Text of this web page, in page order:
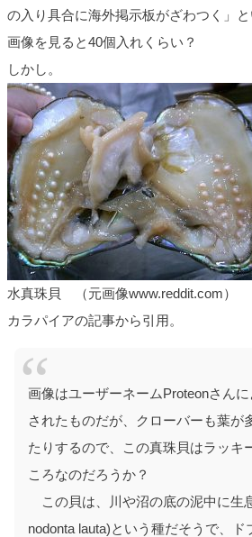
の入り具合に海外掲示板がざわつく」と
画像を見ると40個入れくらい？
しかし。
水真珠貝 （元画像www.reddit.com）
カラパイアの記事から引用。
画像はユーザーネームProteonさん
されたものだが、クローバーも葉が
たりするので、この真珠貝はラッキ
ころなのだろうか？
この貝は、川や沼の底の泥中に生
nodonta lauta)という種だそうで、ド